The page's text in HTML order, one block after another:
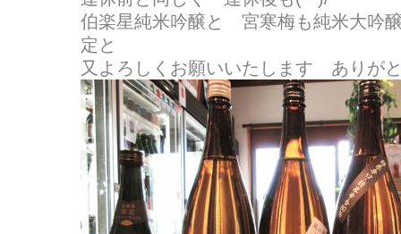
伯楽星純米吟醸と 宮寒梅も純米大吟
定と
又よろしくお願いいたします ありが